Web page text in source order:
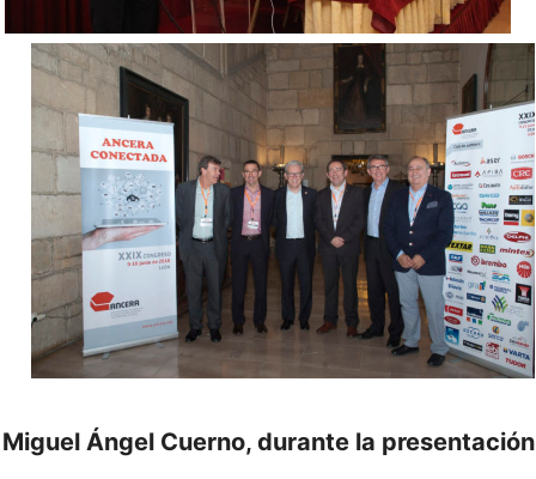
Miguel Ángel Cuerno, durante la presentación